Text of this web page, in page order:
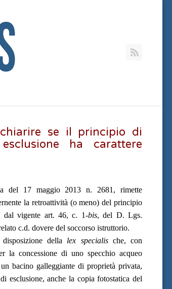
se il principio di
ha carattere
del 17 maggio 2013 n. 2681, rimette
la retroattività (o meno) del principio
dal vigente art. 46, c. 1-bis, del D. Lgs.
c.d. dovere del soccorso istruttorio.
della lex specialische, con
concessione di uno specchio acqueo
bacino galleggiante di proprietà privata,
esclusione, anche la copia fotostatica del